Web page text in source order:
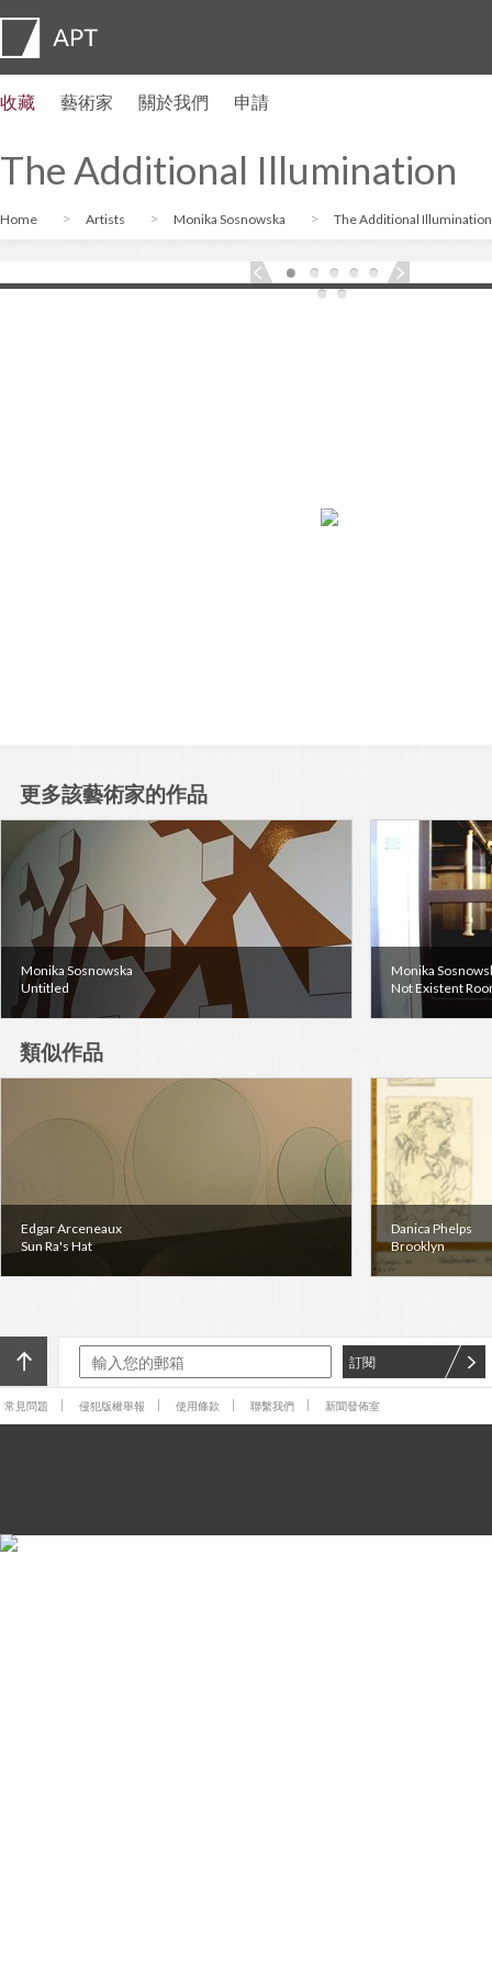
收藏 藝術家 關於我們 申請
The Additional Illumination
Home Artists Monika Sosnowska The Additional Illumination
更多該藝術家的作品
Monika Sosnowska
Untitled
Monika
Not Existent
類似作品
Edgar Arceneaux
Sun Ra's Hat
Danica Phelps
Brooklyn
訂閱
常見問題 侵犯版權舉報 使用條款 聯繫我們 新聞發佈室